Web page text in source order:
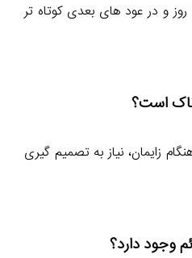
در حمله اولیه معمولا ۷ تا ۱۴ روز و در عود های بعدی کوتاه تر
است؟
زایمان، نیاز به تصمیم گیری
وجود دارد؟